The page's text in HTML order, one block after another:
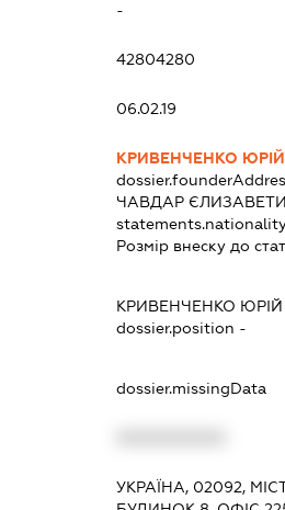
-
42804280
06.02.19
КРИВЕНЧЕНКО
ЧАВДАР
Розмір внеску до
КРИВЕНЧЕНКО
dossier.position -
dossier.missingData
УКРАЇНА, 02092,